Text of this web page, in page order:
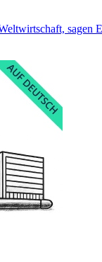
sagen